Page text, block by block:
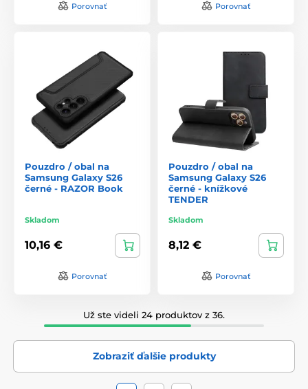
Porovnať Porovnať
Pouzdro / obal na
Samsung Galaxy S26
černé - RAZOR Book
Skladom
10,16 €
Porovnať
Pouzdro / obal na
Samsung Galaxy S26
černé - knížkové
TENDER
Skladom
8,12 €
Porovnať
Už ste videli 24 produktov z 36.
Zobraziť ďalšie produkty